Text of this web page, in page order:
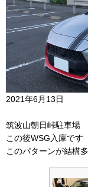
2021年6月13日
筑波山朝日峠駐車場
この後WSG入庫です
このパターンが結構